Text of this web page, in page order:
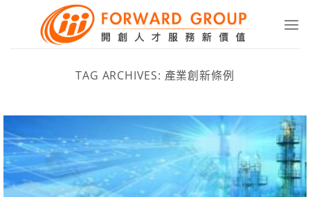
TAG ARCHIVES: 產業創新條例